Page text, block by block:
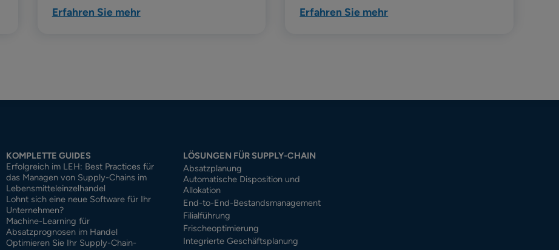
Erfahren Sie mehr Erfahren Sie mehr
KOMPLETTE GUIDES
Erfolgreich im LEH: Best Practices für
das Managen von Supply-Chains im
Lebensmitteleinzelhandel
Lohnt sich eine neue Software für Ihr
Unternehmen?
Machine-Learning für
Absatzprognosen im Handel
Optimieren Sie Ihr Supply-Chain-
LÖSUNGEN FÜR SUPPLY-CHAIN
Absatzplanung
Automatische Disposition und
Allokation
End-to-End-Bestandsmanagement
Filialführung
Frischeoptimierung
Integrierte Geschäftsplanung